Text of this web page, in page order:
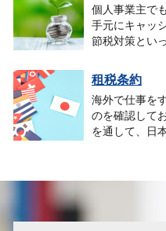
個人事業主で
手元にキャッ
節税対策とい
租税条約
海外で仕事を
のを確認して
を通して、日